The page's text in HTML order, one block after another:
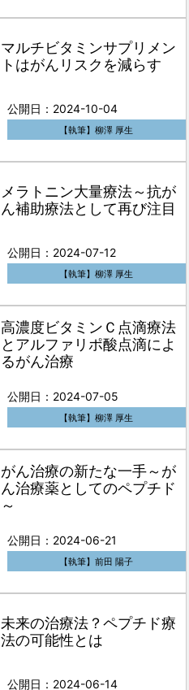
マルチビタミンサプリメン
トはがんリスクを減らす
公開日：2024-10-04
【執筆】柳澤 厚生
メラトニン大量療法～抗が
ん補助療法として再び注目
公開日：2024-07-12
【執筆】柳澤 厚生
高濃度ビタミンＣ点滴療法
とアルファリポ酸点滴によ
るがん治療
公開日：2024-07-05
【執筆】柳澤 厚生
がん治療の新たな一手～が
ん治療薬としてのペプチド
～
公開日：2024-06-21
【執筆】前田 陽子
未来の治療法？ペプチド療
法の可能性とは
公開日：2024-06-14